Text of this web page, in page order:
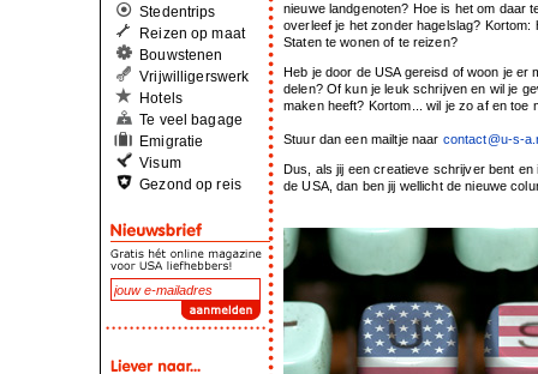
Stedentrips
Reizen op maat
Bouwstenen
Vrijwilligerswerk
Hotels
Te veel bagage
Emigratie
Visum
Gezond op reis
nieuwe landgenoten? Hoe is het om daar
overleef je het zonder hagelslag?
Staten te wonen of te reizen?
Heb je door de USA gereisd of woon je er
delen? Of kun je leuk schrijven en wil je
maken heeft? Kortom... wil je zo af en toe
Stuur dan een mailtje naar contact@u-s-
Dus, als jij een creatieve schrijver bent
de USA, dan ben jij wellicht de nieuwe